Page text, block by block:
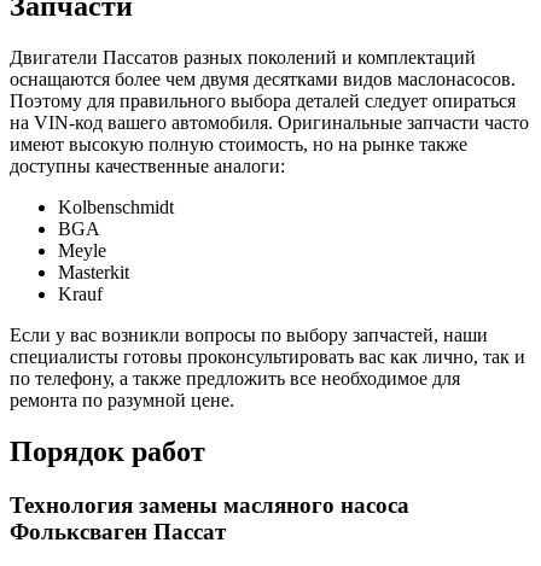
Двигатели Пассатов разных поколений и комплектаций
оснащаются более чем двумя десятками видов маслонасосов.
Поэтому для правильного выбора деталей следует опираться
на VIN-код вашего автомобиля. Оригинальные запчасти часто
имеют высокую полную стоимость, но на рынке также
доступны качественные аналоги:
Kolbenschmidt
BGA
Meyle
Masterkit
Krauf
Если у вас возникли вопросы по выбору запчастей, наши
специалисты готовы проконсультировать вас как лично, так и
по телефону, а также предложить все необходимое для
ремонта по разумной цене.
Порядок работ
Технология замены масляного насоса
Фольксваген Пассат